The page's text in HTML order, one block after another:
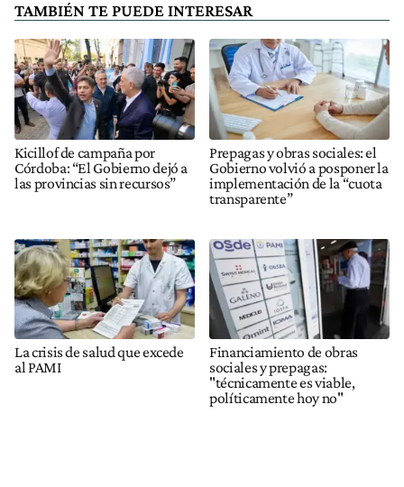
TAMBIÉN TE PUEDE INTERESAR
Kicillof de campaña por
Córdoba: “El Gobierno dejó a
las provincias sin recursos”
Prepagas y obras sociales: el
Gobierno volvió a posponer la
implementación de la “cuota
transparente”
La crisis de salud que excede
al PAMI
Financiamiento de obras
sociales y prepagas:
"técnicamente es viable,
políticamente hoy no"